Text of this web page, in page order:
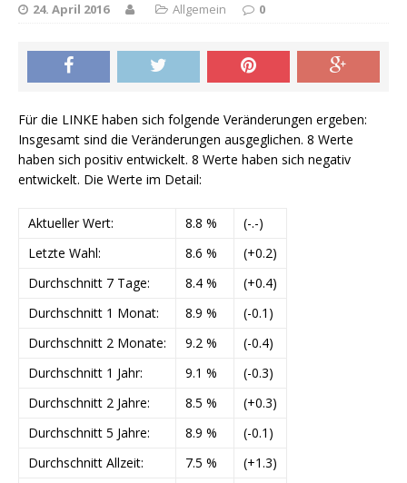
24. April 2016 Allgemein 0
Für die LINKE haben sich folgende Veränderungen ergeben:
Insgesamt sind die Veränderungen ausgeglichen. 8 Werte
haben sich positiv entwickelt. 8 Werte haben sich negativ
entwickelt. Die Werte im Detail:
Aktueller Wert: 8.8 %
(-.-)
Letzte Wahl:
8.6 %
(+0.2)
Durchschnitt 7 Tage:
8.4 %
(+0.4)
Durchschnitt 1 Monat:
8.9 %
(-0.1)
Durchschnitt 2 Monate:
9.2 %
(-0.4)
Durchschnitt 1 Jahr:
9.1 %
(-0.3)
Durchschnitt 2 Jahre:
8.5 %
(+0.3)
Durchschnitt 5 Jahre:
8.9 %
(-0.1)
Durchschnitt Allzeit:
7.5 %
(+1.3)